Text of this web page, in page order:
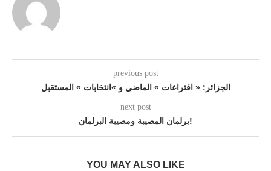
previous post
الجزائر: « اقتراعات » الماضي و »انتخابات » المستقبل
next post
برلمان المصيبة ومصيبة البرلمان!
YOU MAY ALSO LIKE